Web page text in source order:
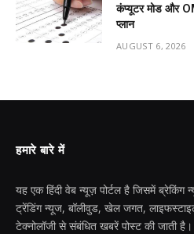
कंप्यूटर मोड और
प्लान
AUGUST 6, 2026
हमारे बारे में
यह एक हिंदी वेब न्यूज़ पोर्टल है जिसमें ब्रेकिंग
ट्रेंडिंग न्यूज, बॉलीवुड, खेल जगत,
टेक्नोलॉजी से संबंधित खबरें पोस्ट की जाती है।